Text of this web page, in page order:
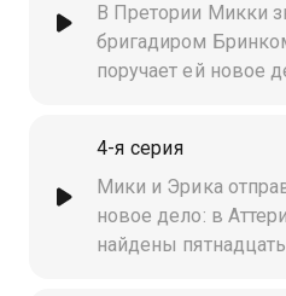
В Претории Микки
бригадиром
поручает ей новое
4-я серия
Мики и Эрика
новое дело: в
найдены